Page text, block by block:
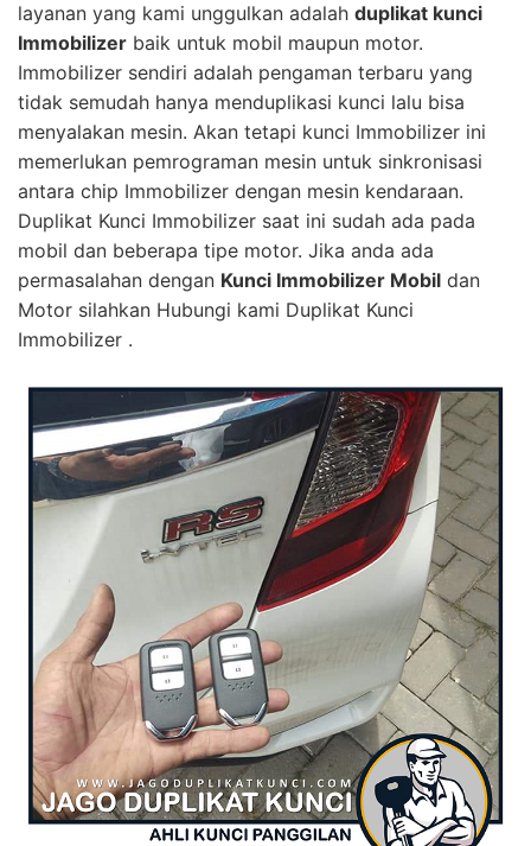
layanan yang kami unggulkan adalah duplikat kunci
Immobilizer baik untuk mobil maupun motor.
Immobilizer sendiri adalah pengaman terbaru yang
tidak semudah hanya menduplikasi kunci lalu bisa
menyalakan mesin. Akan tetapi kunci Immobilizer ini
memerlukan pemrograman mesin untuk sinkronisasi
antara chip Immobilizer dengan mesin kendaraan.
Duplikat Kunci Immobilizer saat ini sudah ada pada
mobil dan beberapa tipe motor. Jika anda ada
permasalahan dengan Kunci Immobilizer Mobil dan
Motor silahkan Hubungi kami Duplikat Kunci
Immobilizer .